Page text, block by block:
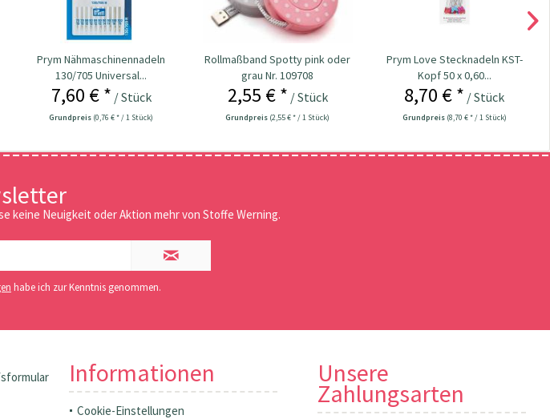
Prym Nähmaschinennadeln
130/705 Universal...
7,60 € * / Stück
Grundpreis (0,76 € * / 1 Stück)
Rollmaßband Spotty pink oder
grau Nr. 109708
2,55 € * / Stück
Grundpreis (2,55 € * / 1 Stück)
Prym Love Stecknadeln KST-
Kopf 50 x 0,60...
8,70 € * / Stück
Grundpreis (8,70 € * / 1 Stück)
keine Neuigkeit oder Aktion mehr von Stoffe Werning.
habe ich zur Kenntnis genommen.
Informationen
Cookie-Einstellungen
Unsere
Zahlungsarten